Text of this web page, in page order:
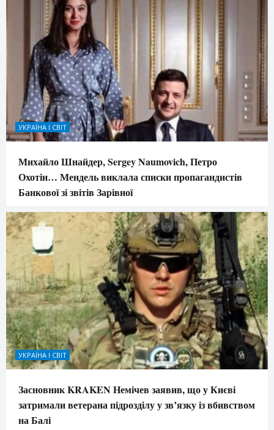
УКРАЇНА І СВІТ
Михайло Шнайдер, Sergey Naumovich, Петро
Охотін… Мендель виклала списки пропагандистів
Банкової зі звітів Зарівної
УКРАЇНА І СВІТ
Засновник KRAKEN Немічев заявив, що у Києві
затримали ветерана підрозділу у зв’язку із вбивством
на Балі